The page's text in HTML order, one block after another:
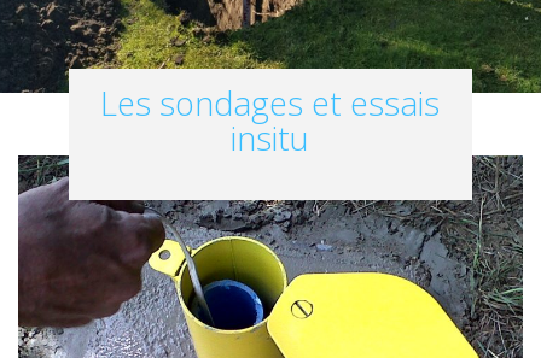
Les sondages et essais
insitu